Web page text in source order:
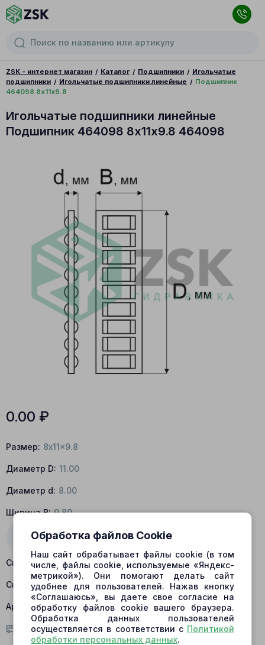
ZSK - интернет магазин Каталог Подшипники
Игольчатые
подшипники
Игольчатые подшипники линейные
Подшипник
464098 8х11х9.8
Игольчатые подшипники линейные
Подшипник 464098 8х11х9.8 464098
0.00 ₽
Размер: 8x11x9.8
Диаметр D: 11.00
Диаметр d: 8.00
Ширина B: 9.80
Склад Барнаул: есть в наличии
Склад Центральный: нет в наличии
Артикул: 464098
Условия доставки
Обработка файлов Cookie
Наш сайт обрабатывает файлы cookie (в том
числе, файлы cookie, используемые «Яндекс-
метрикой»). Они помогают делать сайт
удобнее для пользователей. Нажав кнопку
«Соглашаюсь», вы даете свое согласие на
обработку файлов cookie вашего браузера.
Обработка данных пользователей
осуществляется в соответствии с Политикой
обработки персональных данных.